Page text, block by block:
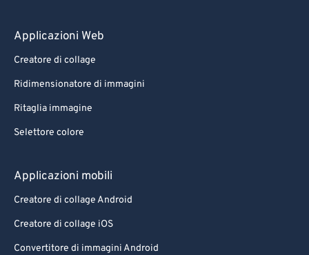
Applicazioni Web
Creatore di collage
Ridimensionatore di immagini
Ritaglia immagine
Selettore colore
Applicazioni mobili
Creatore di collage Android
Creatore di collage iOS
Convertitore di immagini Android